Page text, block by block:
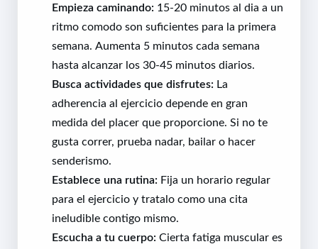
Empieza caminando: 15-20 minutos al dia a un
ritmo comodo son suficientes para la primera
semana. Aumenta 5 minutos cada semana
hasta alcanzar los 30-45 minutos diarios.
Busca actividades que disfrutes: La
adherencia al ejercicio depende en gran
medida del placer que proporcione. Si no te
gusta correr, prueba nadar, bailar o hacer
senderismo.
Establece una rutina: Fija un horario regular
para el ejercicio y tratalo como una cita
ineludible contigo mismo.
Escucha a tu cuerpo: Cierta fatiga muscular es